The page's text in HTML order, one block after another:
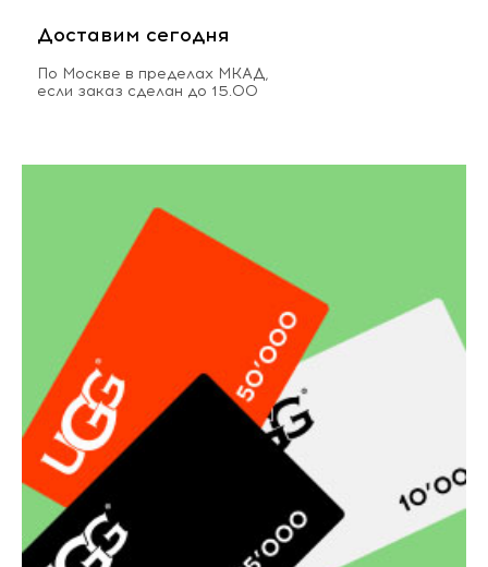
Доставим сегодня
По Москве в пределах МКАД,
если заказ сделан до 15.00